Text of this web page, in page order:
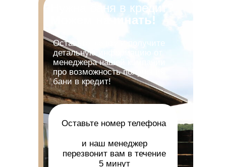
Нужна баня в кредит?
Можем начинать!
Оставьте заявку и получите
детальную информацию от
менеджера нашей компании
про возможность получения
бани в кредит!
Оставьте номер телефона
и наш менеджер
перезвонит вам в течение
5 минут